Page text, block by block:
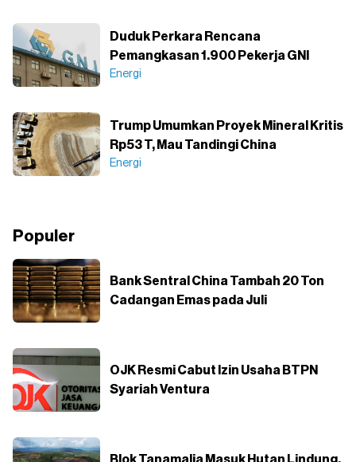
Duduk Perkara Rencana
Pemangkasan 1.900 Pekerja GNI
Energi
Trump Umumkan Proyek Mineral Kritis
Rp53 T, Mau Tandingi China
Energi
Populer
Bank Sentral China Tambah 20 Ton
Cadangan Emas pada Juli
OJK Resmi Cabut Izin Usaha BTPN
Syariah Ventura